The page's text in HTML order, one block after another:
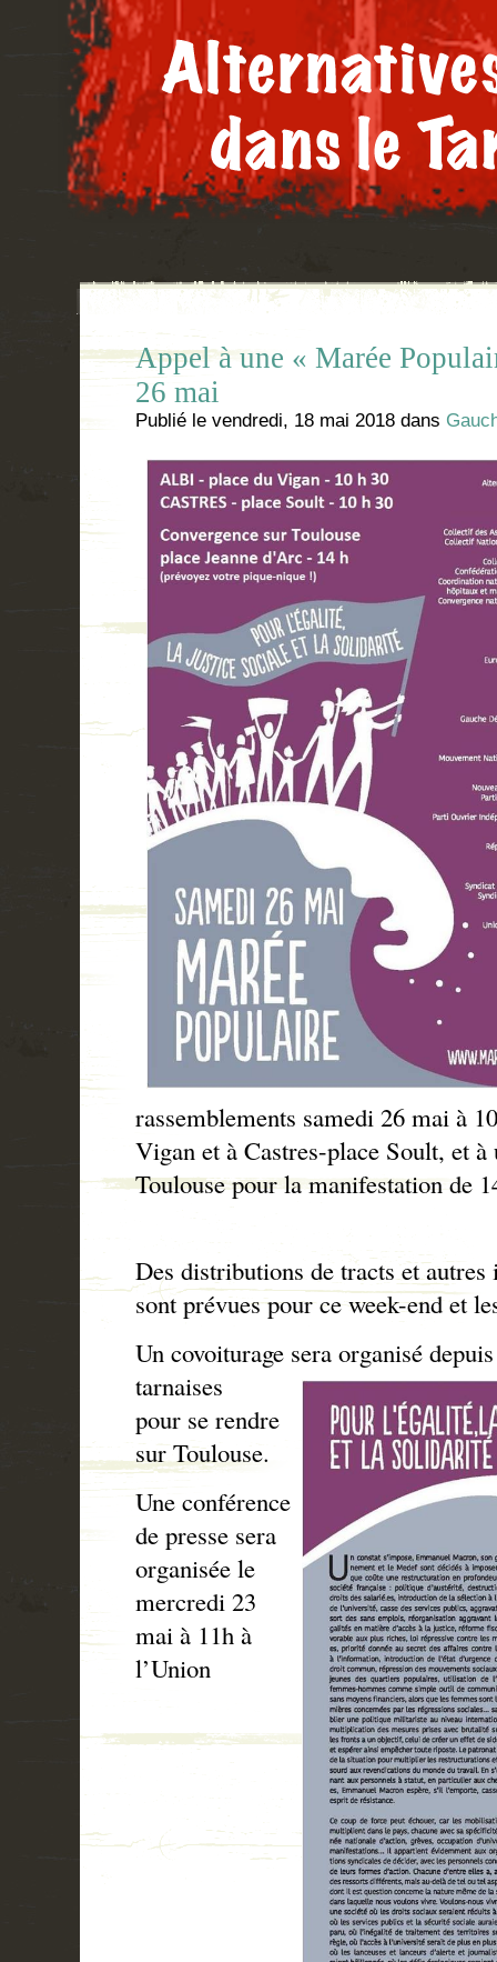
Appel à une « Marée
26 mai
Publié le vendredi, 18 mai 2018 dans
rassemblements samedi 26 mai à
Vigan et à Castres-place Soult, et à
Toulouse pour la manifestation de
Des distributions de tracts et
sont prévues pour ce week-end et
Un covoiturage sera organisé
tarnaises
pour se rendre
sur Toulouse.
Une conférence
de presse sera
organisée le
mercredi 23
mai à 11h à
l’Union